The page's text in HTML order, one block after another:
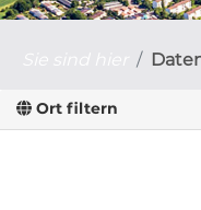
Ort filtern